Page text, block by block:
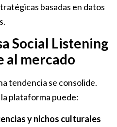
basadas en datos
Social Listening
al mercado
tendencia se consolide.
plataforma puede:
y nichos culturales